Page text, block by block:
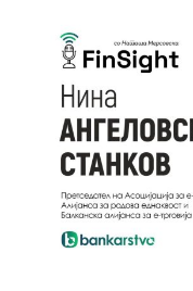
поголема доверба
начини на плаќање.
Во фокусот на
во Македонија.
земјите од
пазари? Зошто дел
воздржани кога
како можат подобро
интернет измами?